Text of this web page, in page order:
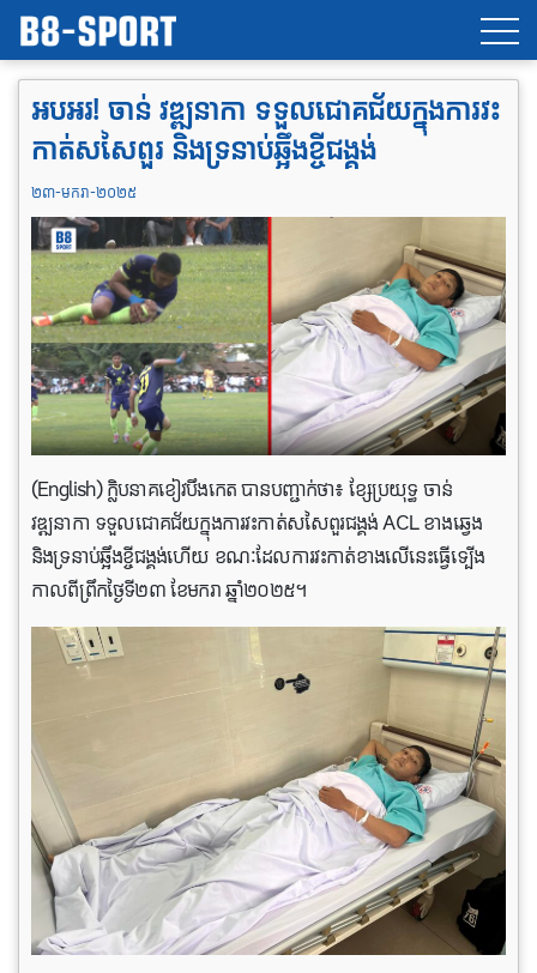
អបអរ! ចាន់ វឌ្ឍនាកា ទទួលជោគជ័យក្នុងការវះ
កាត់សសៃពួរ និងទ្រនាប់ឆ្អឹងខ្ចីជង្គង់
២៣-មករា-២០២៥
(English) ក្លិបនាគខៀវបឹងកេត បានបញ្ជាក់ថា៖ ខ្សែប្រយុទ្ធ ចាន់
វឌ្ឍនាកា ទទួលជោគជ័យក្នុងការវះកាត់សសៃពួរជង្គង់ ACL ខាងឆ្វេង
និងទ្រនាប់ឆ្អឹងខ្ចីជង្គង់ហើយ ខណៈដែលការវះកាត់ខាងលើនេះធ្វើទ្បើង
កាលពីព្រឹកថ្ងៃទី២៣ ខែមករា ឆ្នាំ២០២៥។